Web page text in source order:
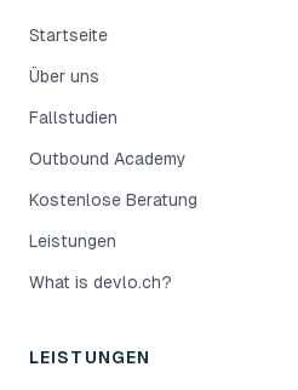
Startseite
Über uns
Fallstudien
Outbound Academy
Kostenlose Beratung
Leistungen
What is devlo.ch?
LEISTUNGEN